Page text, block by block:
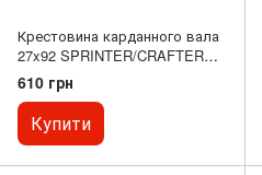
Крестовина карданного вала
27x92 SPRINTER/CRAFTER
06>
610 грн
Купити